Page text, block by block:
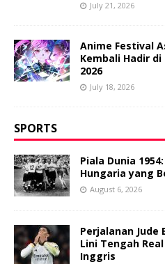
July 21, 2026
Anime Festival
Kembali Hadir di
2026
July 18, 2026
SPORTS
Piala Dunia
Hungaria yang
August 6, 2026
Perjalanan Jude
Lini Tengah
Inggris